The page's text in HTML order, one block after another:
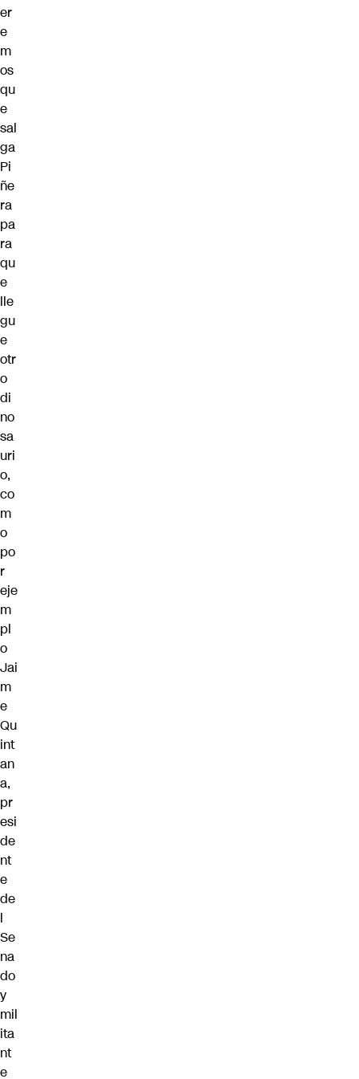
er
e
m
os
qu
e
sal
ga
Pi
ñe
ra
pa
ra
qu
e
lle
gu
e
otr
o
di
no
sa
uri
o,
co
m
o
po
r
eje
m
pl
o
Jai
m
e
Qu
int
an
a,
pr
esi
de
nt
e
de
l
Se
na
do
y
mil
ita
nt
e